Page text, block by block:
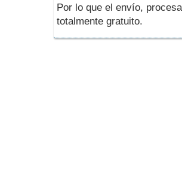
Por lo que el envío,
totalmente gratuito.